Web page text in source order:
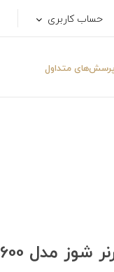
حساب کاربری
پرسش‌های متداول
مدل 600